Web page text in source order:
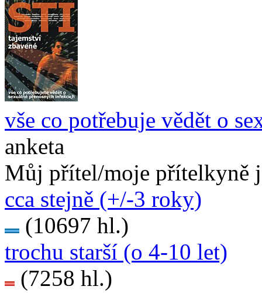
vše co potřebuje vědět o
anketa
Můj přítel/moje přítelkyně
cca stejně (+/-3 roky)
(10697 hl.)
trochu starší (o 4-10 let)
(7258 hl.)